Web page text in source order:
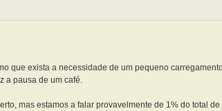
que exista a necessidade de um pequeno
a pausa de um café.
mas estamos a falar provavelmente de 1% do total